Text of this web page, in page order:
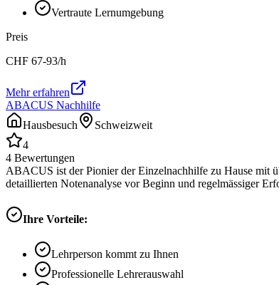
Vertraute Lernumgebung
Preis
CHF 67-93/h
Mehr erfahren
ABACUS Nachhilfe
Hausbesuch
Schweizweit
4
4 Bewertungen
ABACUS ist der Pionier der Einzelnachhilfe zu Hause mit
detaillierten Notenanalyse vor Beginn und regelmässiger
Ihre Vorteile:
Lehrperson kommt zu Ihnen
Professionelle Lehrerauswahl